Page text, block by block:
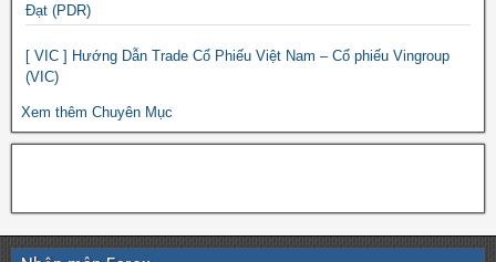
Đạt (PDR)
[ VIC ] Hướng Dẫn Trade Cổ Phiếu Việt Nam – Cổ phiếu Vingroup
(VIC)
Xem thêm Chuyên Mục